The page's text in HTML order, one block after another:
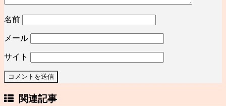
名前
メール
サイト
関連記事